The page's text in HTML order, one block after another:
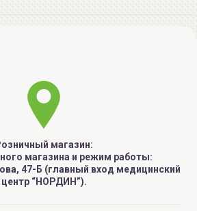
магазин:
магазина и режим работы:
47-Б (главный вход медицинский
центр “НОРДИН”).